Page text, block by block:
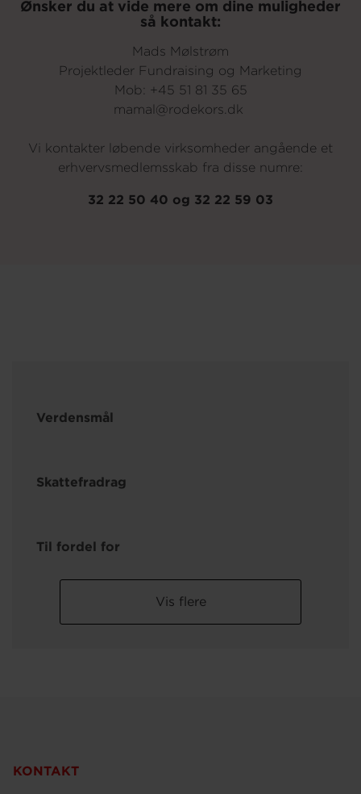
Ønsker du at vide mere om dine muligheder
så kontakt:
Mads Mølstrøm
Projektleder Fundraising og Marketing
Mob: +45 51 81 35 65
mamal@rodekors.dk
Vi kontakter løbende virksomheder angående et
erhvervsmedlemsskab fra disse numre:
32 22 50 40 og 32 22 59 03
Verdensmål
Skattefradrag
Til fordel for
Vis flere
KONTAKT